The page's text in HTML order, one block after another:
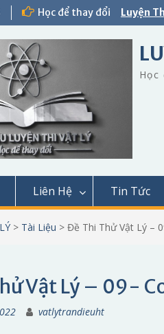
Học để thay đổi Luyện
Học
Liên Hệ Tin Tức
> Tài Liệu > Đề Thi Thử Vật Lý –
Vật Lý – 09-
vatlytrandieuht